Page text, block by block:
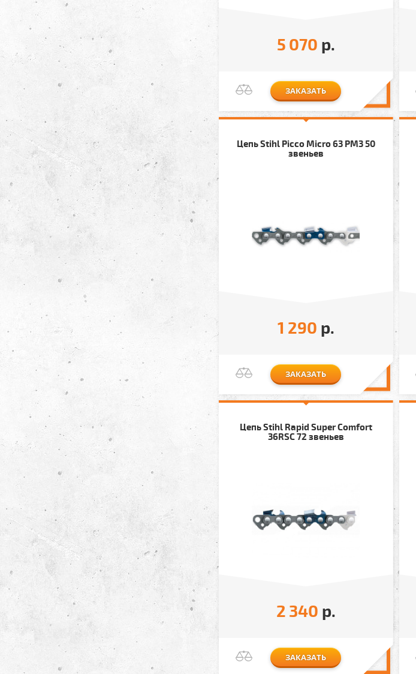
5 070 р.
ЗАКАЗАТЬ
Цепь Stihl Picco Micro 63 PM3 50
звеньев
1 290 р.
ЗАКАЗАТЬ
Цепь Stihl Rapid Super Comfort
36RSC 72 звеньев
2 340 р.
ЗАКАЗАТЬ